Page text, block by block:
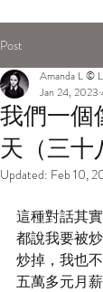
Post
我們一個
天（三十
Amanda L ©
Jan 24, 2023
Updated: Feb 10,
這種對話其
都說我要被
炒掉，我也
五萬多元月